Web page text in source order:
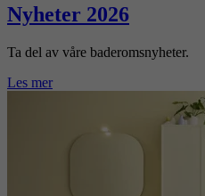
Nyheter 2026
Ta del av våre baderomsnyheter.
Les mer